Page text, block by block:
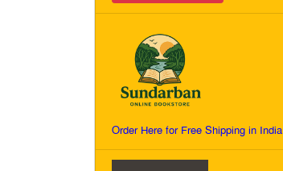
Order Here for Free Shipping in India